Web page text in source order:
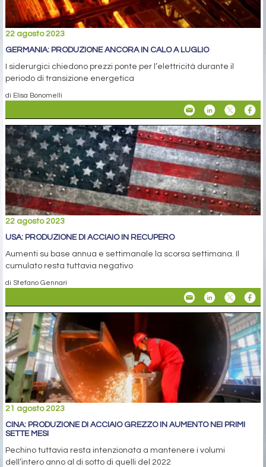
22 agosto 2023
GERMANIA: PRODUZIONE ANCORA IN CALO A LUGLIO
I siderurgici chiedono prezzi ponte per l’elettricità durante il
periodo di transizione energetica
di Elisa Bonomelli
22 agosto 2023
USA: PRODUZIONE DI ACCIAIO IN RECUPERO
Aumenti su base annua e settimanale la scorsa settimana. Il
cumulato resta tuttavia negativo
di Stefano Gennari
21 agosto 2023
CINA: PRODUZIONE DI ACCIAIO GREZZO IN AUMENTO NEI PRIMI
SETTE MESI
Pechino tuttavia resta intenzionata a mantenere i volumi
dell’intero anno al di sotto di quelli del 2022